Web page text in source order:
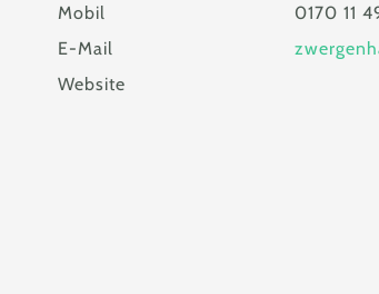
Mobil
0170 11
E-Mail
Website